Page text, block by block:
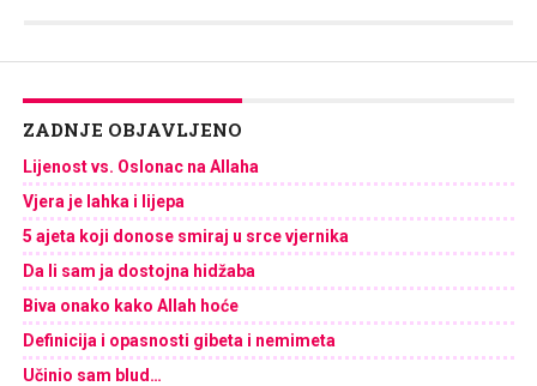
ZADNJE OBJAVLJENO
Lijenost vs. Oslonac na Allaha
Vjera je lahka i lijepa
5 ajeta koji donose smiraj u srce vjernika
Da li sam ja dostojna hidžaba
Biva onako kako Allah hoće
Definicija i opasnosti gibeta i nemimeta
Učinio sam blud…